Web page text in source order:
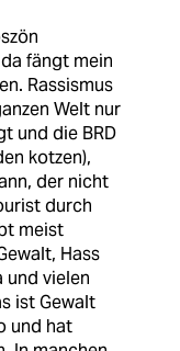
fängt mein
Rassismus
Welt nur
und die BRD
kotzen),
der nicht
durch
meist
Hass
und vielen
ist Gewalt
und hat